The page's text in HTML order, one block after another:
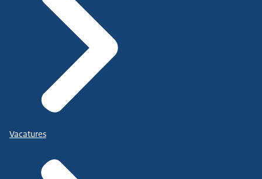
Vacatures